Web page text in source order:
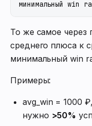
То же самое через
среднего плюса к
минимальный win
Примеры:
avg_win = 1000
нужно >50%